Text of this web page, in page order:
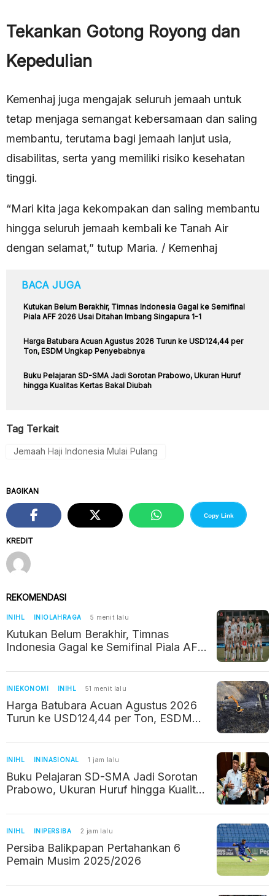
Tekankan Gotong Royong dan
Kepedulian
Kemenhaj juga mengajak seluruh jemaah untuk
tetap menjaga semangat kebersamaan dan saling
membantu, terutama bagi jemaah lanjut usia,
disabilitas, serta yang memiliki risiko kesehatan
tinggi.
“Mari kita jaga kekompakan dan saling membantu
hingga seluruh jemaah kembali ke Tanah Air
dengan selamat,” tutup Maria. / Kemenhaj
BACA JUGA
Kutukan Belum Berakhir, Timnas Indonesia Gagal ke Semifinal
Piala AFF 2026 Usai Ditahan Imbang Singapura 1-1
Harga Batubara Acuan Agustus 2026 Turun ke USD124,44 per
Ton, ESDM Ungkap Penyebabnya
Buku Pelajaran SD-SMA Jadi Sorotan Prabowo, Ukuran Huruf
hingga Kualitas Kertas Bakal Diubah
Tag Terkait
Jemaah Haji Indonesia Mulai Pulang
KREDIT
BAGIKAN
Copy Link
REKOMENDASI
INIHL INIOLAHRAGA 5 menit lalu
Kutukan Belum Berakhir, Timnas
Indonesia Gagal ke Semifinal Piala AFF
1-1
INIEKONOMI INIHL 51 menit lalu
Harga Batubara Acuan Agustus 2026
Turun ke USD124,44 per Ton, ESDM
INIHL ININASIONAL 1 jam lalu
Buku Pelajaran SD-SMA Jadi Sorotan
Prabowo, Ukuran Huruf hingga Kualitas
INIHL INIPERSIBA 2 jam lalu
Persiba Balikpapan Pertahankan 6
Pemain Musim 2025/2026